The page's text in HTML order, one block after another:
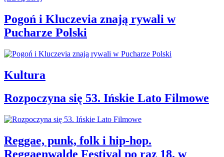
Pogoń i Kluczevia znają rywali w
Pucharze Polski
Kultura
Rozpoczyna się 53. Ińskie Lato Filmowe
Reggae, punk, folk i hip-hop.
Reggaenwalde Festival po raz 18. w